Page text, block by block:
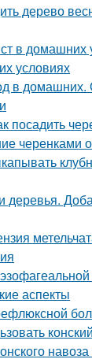
дерево
в домашних
условиях
в
посадить
черенками
деревья.
аспекты